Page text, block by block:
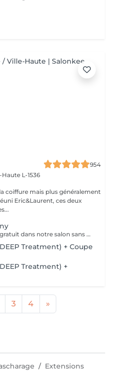
954
L-1536
coiffure mais plus généralement
Eric&Laurent, ces deux
Cheveux 100% naturels Devis gratuit dans notre salon sans RDV
Treatment) + Coupe
Treatment) +
3 4 »
Extensions